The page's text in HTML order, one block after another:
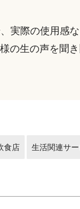
実際の使用感
の生の声を聞
食店 生活関連サ